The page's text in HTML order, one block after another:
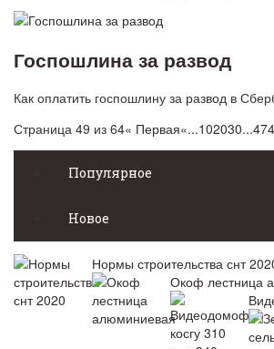
Госпошлина за развод
Как оплатить госпошлину за развод в
Страница 49 из 64« Первая«...102030...47
Популярное
Новое
Нормы строительства снт
Окоф лестница